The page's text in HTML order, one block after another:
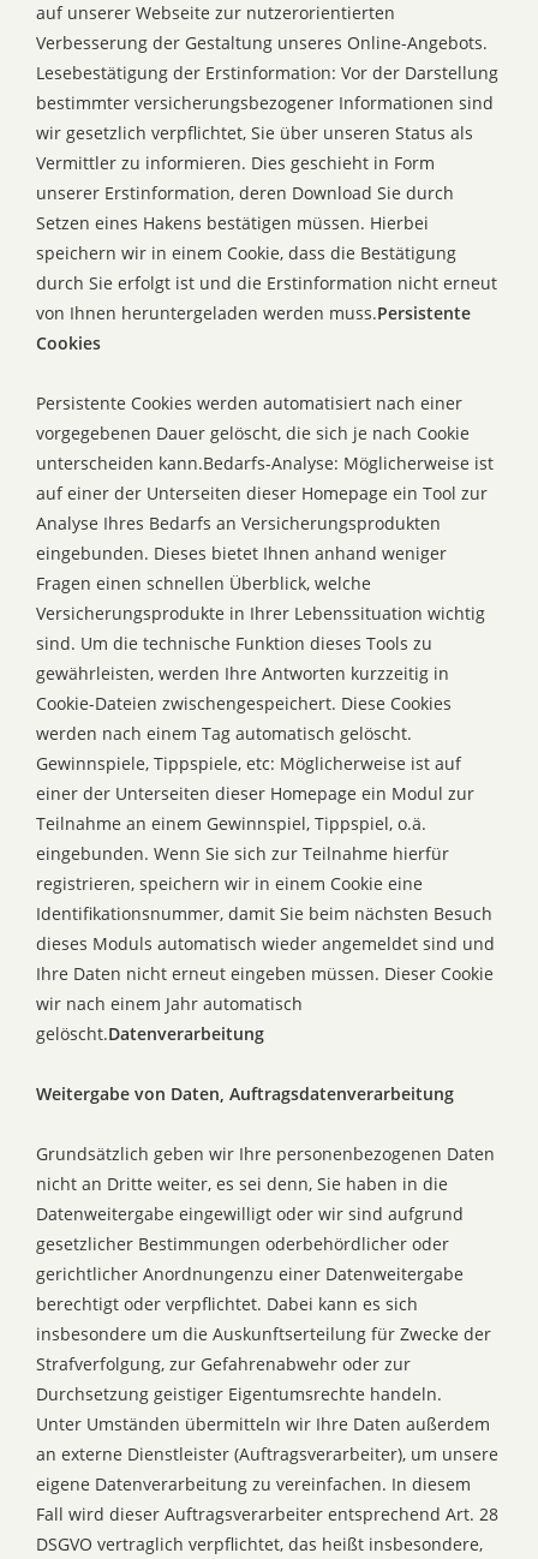
auf unserer Webseite zur nutzerorientierten
Verbesserung der Gestaltung unseres Online-Angebots.
Lesebestätigung der Erstinformation: Vor der Darstellung
bestimmter versicherungsbezogener Informationen sind
wir gesetzlich verpflichtet, Sie über unseren Status als
Vermittler zu informieren. Dies geschieht in Form
unserer Erstinformation, deren Download Sie durch
Setzen eines Hakens bestätigen müssen. Hierbei
speichern wir in einem Cookie, dass die Bestätigung
durch Sie erfolgt ist und die Erstinformation nicht erneut
von Ihnen heruntergeladen werden muss.Persistente
Cookies
Persistente Cookies werden automatisiert nach einer
vorgegebenen Dauer gelöscht, die sich je nach Cookie
unterscheiden kann.Bedarfs-Analyse: Möglicherweise ist
auf einer der Unterseiten dieser Homepage ein Tool zur
Analyse Ihres Bedarfs an Versicherungsprodukten
eingebunden. Dieses bietet Ihnen anhand weniger
Fragen einen schnellen Überblick, welche
Versicherungsprodukte in Ihrer Lebenssituation wichtig
sind. Um die technische Funktion dieses Tools zu
gewährleisten, werden Ihre Antworten kurzzeitig in
Cookie-Dateien zwischengespeichert. Diese Cookies
werden nach einem Tag automatisch gelöscht.
Gewinnspiele, Tippspiele, etc: Möglicherweise ist auf
einer der Unterseiten dieser Homepage ein Modul zur
Teilnahme an einem Gewinnspiel, Tippspiel, o.ä.
eingebunden. Wenn Sie sich zur Teilnahme hierfür
registrieren, speichern wir in einem Cookie eine
Identifikationsnummer, damit Sie beim nächsten Besuch
dieses Moduls automatisch wieder angemeldet sind und
Ihre Daten nicht erneut eingeben müssen. Dieser Cookie
wir nach einem Jahr automatisch
gelöscht.Datenverarbeitung
Weitergabe von Daten, Auftragsdatenverarbeitung
Grundsätzlich geben wir Ihre personenbezogenen Daten
nicht an Dritte weiter, es sei denn, Sie haben in die
Datenweitergabe eingewilligt oder wir sind aufgrund
gesetzlicher Bestimmungen oderbehördlicher oder
gerichtlicher Anordnungenzu einer Datenweitergabe
berechtigt oder verpflichtet. Dabei kann es sich
insbesondere um die Auskunftserteilung für Zwecke der
Strafverfolgung, zur Gefahrenabwehr oder zur
Durchsetzung geistiger Eigentumsrechte handeln.
Unter Umständen übermitteln wir Ihre Daten außerdem
an externe Dienstleister (Auftragsverarbeiter), um unsere
eigene Datenverarbeitung zu vereinfachen. In diesem
Fall wird dieser Auftragsverarbeiter entsprechend Art. 28
DSGVO vertraglich verpflichtet, das heißt insbesondere,